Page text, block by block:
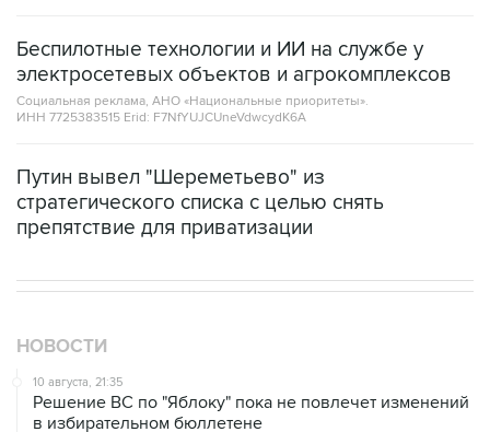
Беспилотные технологии и ИИ на службе у
электросетевых объектов и агрокомплексов
Социальная реклама, АНО «Национальные приоритеты».
ИНН 7725383515 Erid: F7NfYUJCUneVdwcydK6A
Путин вывел "Шереметьево" из
стратегического списка с целью снять
препятствие для приватизации
НОВОСТИ
10 августа, 21:35
Решение ВС по "Яблоку" пока не повлечет изменений
в избирательном бюллетене